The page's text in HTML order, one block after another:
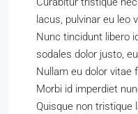
lacus, pulvinar eu leo
Nunc tincidunt libero
sodales dolor justo,
Nullam eu dolor vitae
Morbi id imperdiet
Quisque non tristique